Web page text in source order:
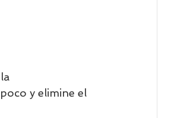
y elimine el